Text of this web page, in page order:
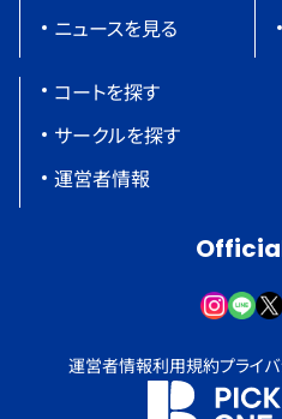
ニュースを見る
コートを探す
サークルを探す
運営者情報
運営者情報利用規約プライ